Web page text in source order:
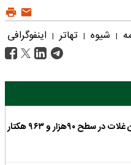
| شیوه | تهاتر | اینفوگرافی
اینفوگرافی | کنترل موفقیت‌آمیز آفت سن غلات در سطح ۹۰هزار و ۹۶۳ هکتار